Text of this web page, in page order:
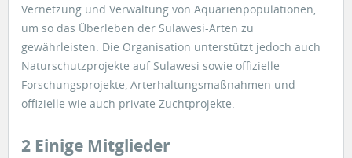
Vernetzung und Verwaltung von Aquarienpopulationen,
um so das Überleben der Sulawesi-Arten zu
gewährleisten. Die Organisation unterstützt jedoch auch
Naturschutzprojekte auf Sulawesi sowie offizielle
Forschungsprojekte, Arterhaltungsmaßnahmen und
offizielle wie auch private Zuchtprojekte.
2 Einige Mitglieder